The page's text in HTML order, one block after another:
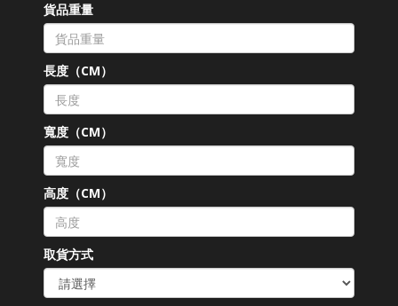
貨品重量
長度（CM）
寬度（CM）
高度（CM）
取貨方式